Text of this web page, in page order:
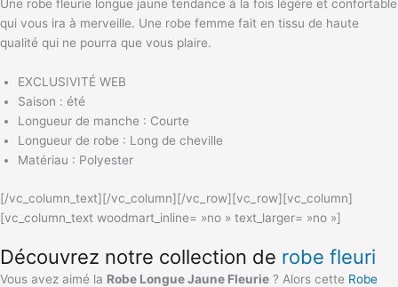
Une robe fleurie longue jaune tendance à la fois légère et confortable
qui vous ira à merveille. Une robe femme fait en tissu de haute
qualité qui ne pourra que vous plaire.
EXCLUSIVITÉ WEB
Saison : été
Longueur de manche : Courte
Longueur de robe : Long de cheville
Matériau : Polyester
[/vc_column_text][/vc_column][/vc_row][vc_row][vc_column]
[vc_column_text woodmart_inline= »no » text_larger= »no »]
Découvrez notre collection de robe fleuri
Vous avez aimé la Robe Longue Jaune Fleurie ? Alors cette Robe